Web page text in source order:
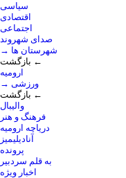
سیاسی
اقتصادی
اجتماعی
صدای شهروند
→ شهرستان ها
بازگشت ←
ارومیه
→ ورزشی
بازگشت ←
والیبال
فرهنگ و هنر
دریاچه ارومیه
آنادیلیمیز
پرونده
به قلم سردبیر
اخبار ویژه